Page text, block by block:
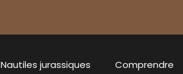
Nautiles jurassiques Comprendre